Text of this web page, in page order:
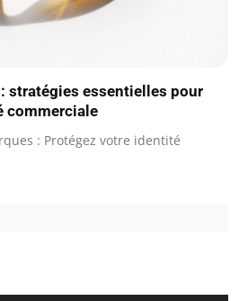
stratégies essentielles pour
commerciale
: Protégez votre identité